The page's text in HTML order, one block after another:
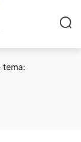
tema: